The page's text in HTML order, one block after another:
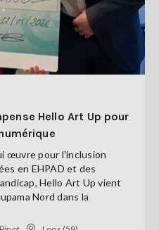
Hello Art Up pour
œuvre pour l'inclusion
en EHPAD et des
Hello Art Up vient
Nord dans la